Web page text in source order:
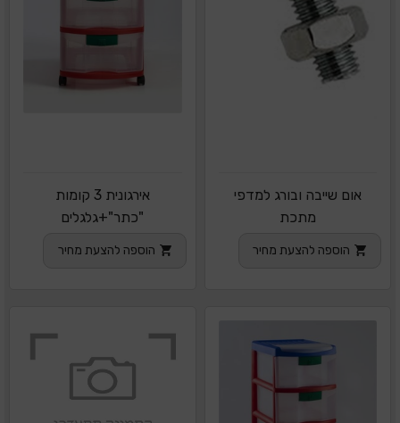
אום שייבה ובורג למדפי
מתכת
הוספה להצעת מחיר
אירגונית 3 קומות
"כתר"+גלגלים
הוספה להצעת מחיר